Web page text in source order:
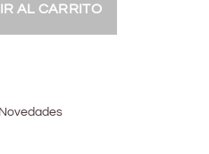
AL CARRITO
Novedades